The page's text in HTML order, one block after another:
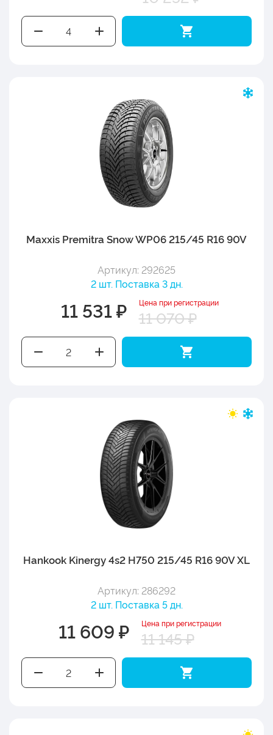
Maxxis Premitra Snow WP06 215/45 R16 90V
Артикул: 292625
2 шт. Поставка 3 дн.
11 531 ₽ Цена при регистрации
11 070 ₽
Hankook Kinergy 4s2 H750 215/45 R16 90V XL
Артикул: 286292
2 шт. Поставка 5 дн.
11 609 ₽ Цена при регистрации
11 145 ₽